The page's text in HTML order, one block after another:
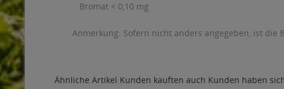
Bromat < 0,10 mg
Anmerkung: Sofern nicht anders angegeben, ist die
Ähnliche Artikel Kunden kauften auch Kunden haben